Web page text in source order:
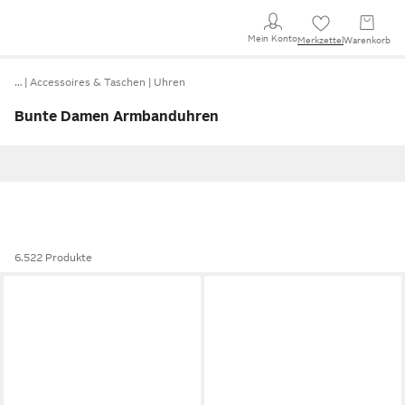
Mein KontoMerkzettel Warenkorb
… Accessoires & Taschen Uhren
Bunte Damen Armbanduhren
6.522 Produkte